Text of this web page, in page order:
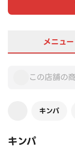
メニュー
キンパ
キンパ